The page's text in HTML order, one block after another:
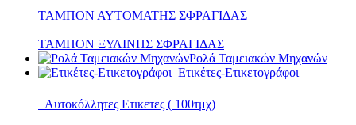
ΤΑΜΠΟΝ ΑΥΤΟΜΑΤΗΣ ΣΦΡΑΓΙΔΑΣ
ΤΑΜΠΟΝ ΞΥΛΙΝΗΣ ΣΦΡΑΓΙΔΑΣ
Ρολά Ταμειακών Μηχανών
Ετικέτες-Ετικετογράφοι
Αυτοκόλλητες Ετικετες ( 100τμχ)